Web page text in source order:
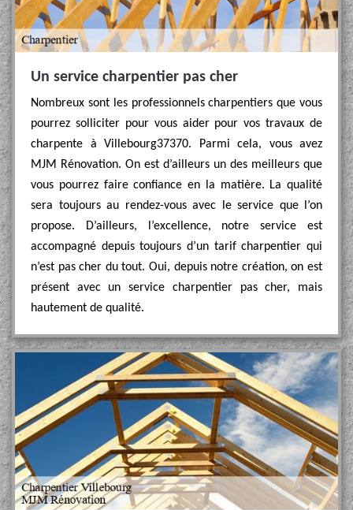
Un service charpentier pas cher
Nombreux sont les professionnels charpentiers que vous
pourrez solliciter pour vous aider pour vos travaux de
charpente à Villebourg37370. Parmi cela, vous avez
MJM Rénovation. On est d’ailleurs un des meilleurs que
vous pourrez faire confiance en la matière. La qualité
sera toujours au rendez-vous avec le service que l’on
propose. D’ailleurs, l’excellence, notre service est
accompagné depuis toujours d’un tarif charpentier qui
n’est pas cher du tout. Oui, depuis notre création, on est
présent avec un service charpentier pas cher, mais
hautement de qualité.